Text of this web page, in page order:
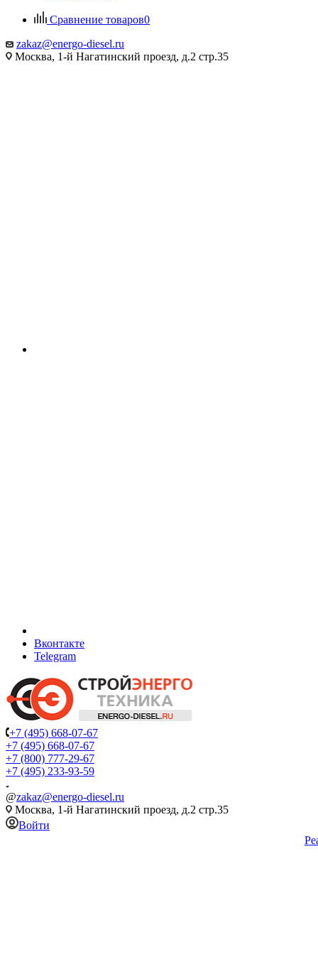
Сравнение товаров0
zakaz@energo-diesel.ru
Москва, 1-й Нагатинский проезд, д.2 стр.35
Вконтакте
Telegram
+7 (495) 668-07-67
+7 (495) 668-07-67
+7 (800) 777-29-67
+7 (495) 233-93-59
@zakaz@energo-diesel.ru
Москва, 1-й Нагатинский проезд, д.2 стр.35
Войти